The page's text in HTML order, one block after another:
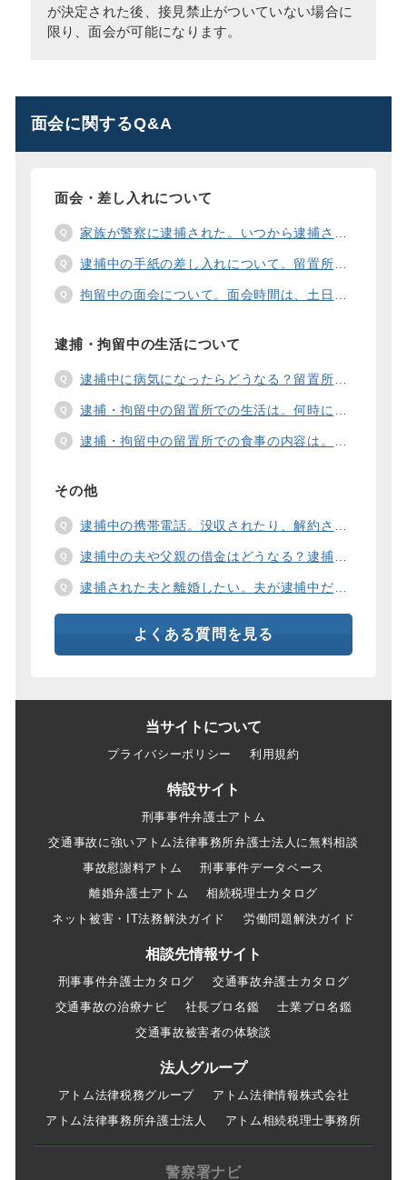
が決定された後、接見禁止がついていない場合に
限り、面会が可能になります。
面会に関するQ&A
面会・差し入れについて
家族が警察に逮捕された。いつから逮捕された家族と面会することができますか？
逮捕中の手紙の差し入れについて。留置所に手紙を送る際の宛先の書き方は？
拘留中の面会について。面会時間は、土日や祝日の面会は、一度に面会できる人数は。
逮捕・拘留中の生活について
逮捕中に病気になったらどうなる？留置所の健康診断、診療、医療行為、手術は。
逮捕・拘留中の留置所での生活は。何時に起きて、何時に寝るの？部屋や食事の様子は？
逮捕・拘留中の留置所での食事の内容は。食事代は支払わないといけないの？
その他
逮捕中の携帯電話。没収されたり、解約されたり、見られたりするの？
逮捕中の夫や父親の借金はどうなる？逮捕中の借金の支払い方法は。
逮捕された夫と離婚したい。夫が逮捕中だと慰謝料は増えるの？
よくある質問を見る
当サイトについて
プライバシーポリシー 利用規約
特設サイト
刑事事件弁護士アトム
交通事故に強いアトム法律事務所弁護士法人に無料相談
事故慰謝料アトム
刑事事件データベース
離婚弁護士アトム
相続税理士カタログ
ネット被害・IT法務解決ガイド
労働問題解決ガイド
相談先情報サイト
刑事事件弁護士カタログ
交通事故弁護士カタログ
交通事故の治療ナビ
社長プロ名鑑
士業プロ名鑑
交通事故被害者の体験談
法人グループ
アトム法律税務グループ
アトム法律情報株式会社
アトム法律事務所弁護士法人
アトム相続税理士事務所
警察署ナビ